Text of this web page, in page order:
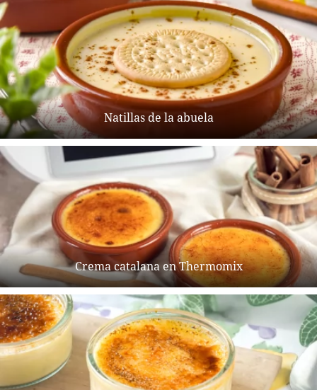
Natillas de la abuela
Crema catalana en Thermomix